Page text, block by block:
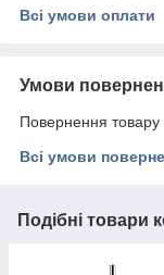
Всі умови оплати
Умови
Повернення товару
Всі умови
Подібні товари